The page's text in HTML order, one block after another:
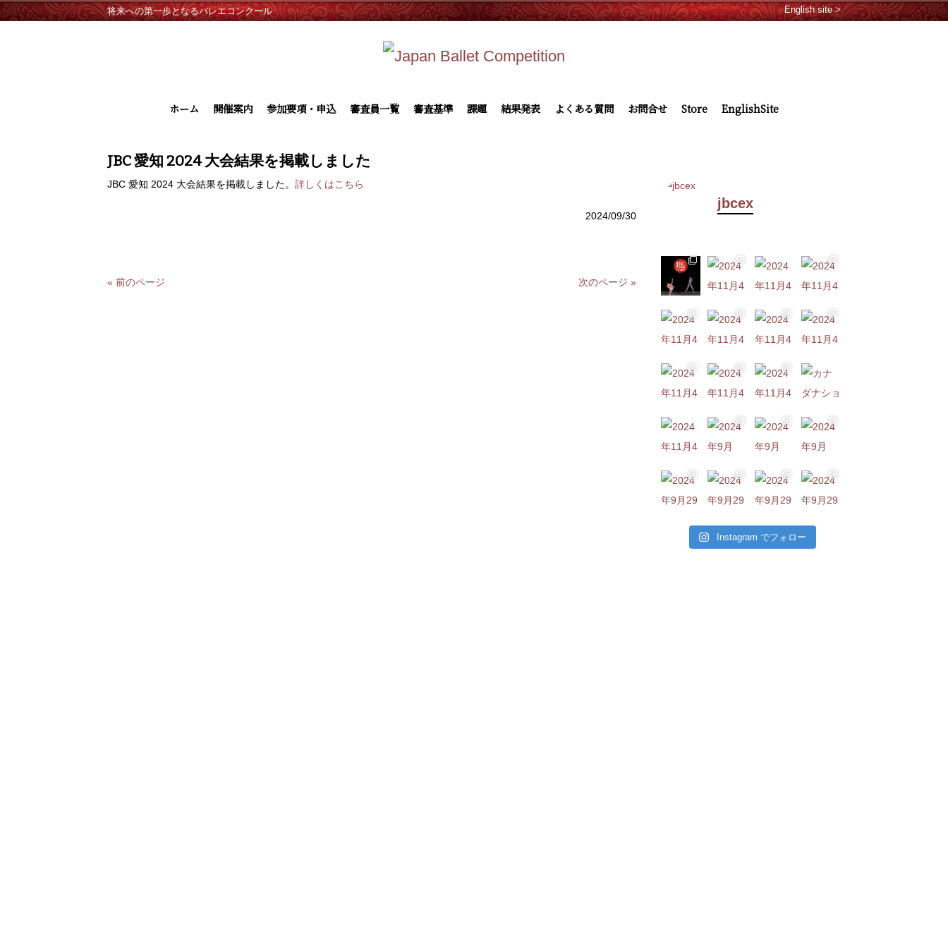
将来への第一歩となるバレエコンクール English site >
ホーム 開催案内 参加要項・申込 審査員一覧 審査基準 課題 結果発表 よくある質問 お問合せ Store EnglishSite
JBC 愛知 2024 大会結果を掲載しました
JBC 愛知 2024 大会結果を掲載しました。 詳しくはこちら
2024/09/30
« 前のページ 次のページ »
jbcex
Instagram でフォロー